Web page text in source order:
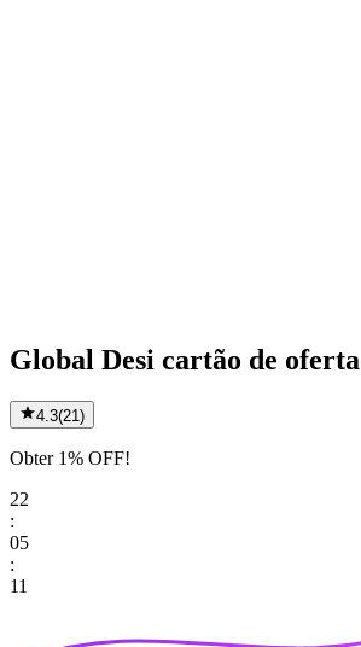
Global Desi cartão de oferta
4.3(21)
Obter 1% OFF!
22
:
05
:
11